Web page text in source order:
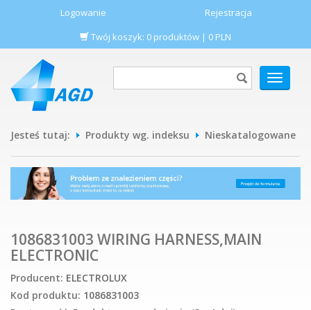
Logowanie
Rejestracja
Twój koszyk: 0 produktów | 0 PLN
POKAŻ
MENU
Jesteś tutaj: Produkty wg. indeksu Nieskatalogowane
1086831003 WIRING HARNESS,MAIN
ELECTRONIC
Producent: ELECTROLUX
Kod produktu: 1086831003